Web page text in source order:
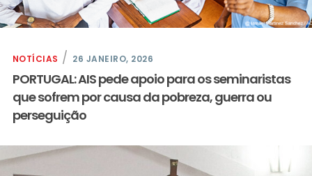
NOTÍCIAS 26 JANEIRO, 2026
PORTUGAL: AIS pede apoio para os seminaristas
que sofrem por causa da pobreza, guerra ou
perseguição